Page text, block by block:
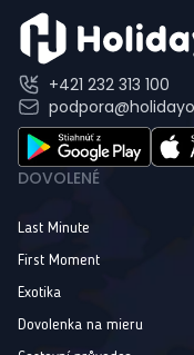
+421 232 313 100
DOVOLENÉ
Last Minute
First Moment
Exotika
Dovolenka na mieru